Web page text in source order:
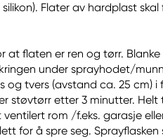
Flater av hardplast
at flaten er ren og tørr.
under sprayhodet/
og tvers (avstand ca. 25 cm)
støvtørr etter 3 minutter.
rom /f.eks. garasje
for å spre seg.